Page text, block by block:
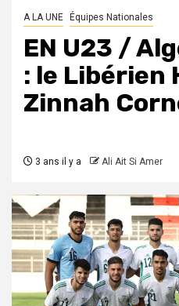
A LA UNE Équipes Nationales
EN U23 /
: le Libérien
Zinnah
3 ans il y a Ali Ait Si Amer